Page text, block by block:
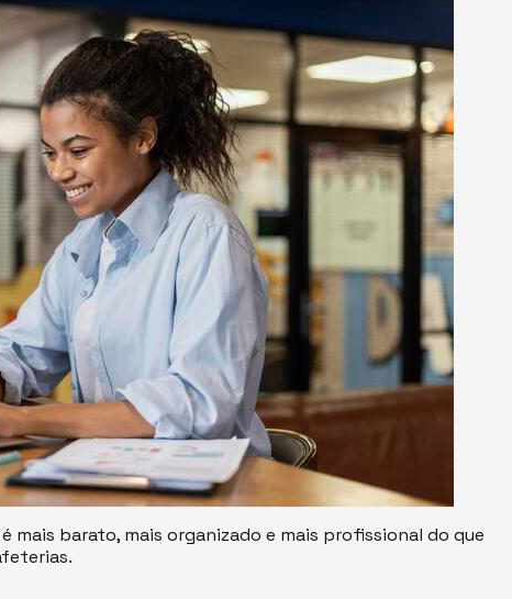
mais barato, mais organizado e mais profissional do que